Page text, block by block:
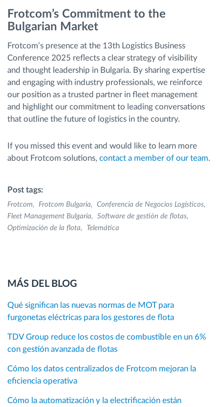
Frotcom’s Commitment to the
Bulgarian Market
Frotcom’s presence at the 13th Logistics Business
Conference 2025 reflects a clear strategy of visibility
and thought leadership in Bulgaria. By sharing expertise
and engaging with industry professionals, we reinforce
our position as a trusted partner in fleet management
and highlight our commitment to leading conversations
that outline the future of logistics in the country.
If you missed this event and would like to learn more
about Frotcom solutions, contact a member of our team.
Post tags:
Frotcom Frotcom Bulgaria
Conferencia de Negocios Logísticos
Fleet Management Bulgaria
Software de gestión de flotas
Optimización de la flota
Telemática
MÁS DEL BLOG
Qué significan las nuevas normas de MOT para
furgonetas eléctricas para los gestores de flota
TDV Group reduce los costos de combustible en un 6%
con gestión avanzada de flotas
Cómo los datos centralizados de Frotcom mejoran la
eficiencia operativa
Cómo la automatización y la electrificación están